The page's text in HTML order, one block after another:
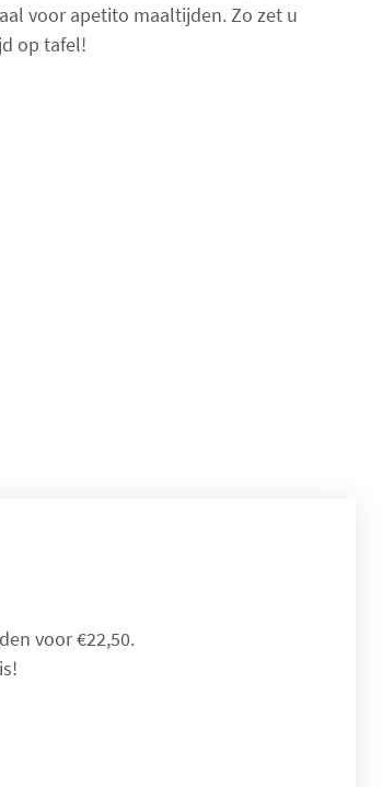
voor apetito maaltijden. Zo zet u
op tafel!
voor €22,50.